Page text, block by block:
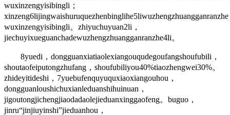
wuxinzengyisibingli；
wuxinzengyisibingli。zhiyuchuyuan2li，
jiechuyixueguanchadewuzhengzhuangganranzhe4li。
8yuedi，dongguanxiatiaolexiangouqudegoufangshoufubili，
shoutaofeiputongzhufang，shoufubiliyou40%tiaozhengwei30%。
zhideyitideshi，7yuebufenquyuquxiaoxiangouhou，
dongguanloushichuxianleduanshihuinuan，
jigoutongjichengjiaodadaolejieduanxinggaofeng。buguo，
jinru“jinjiuyinshi”jieduanhou，